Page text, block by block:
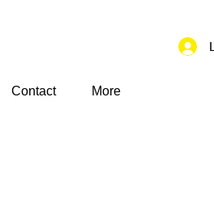
Contact More